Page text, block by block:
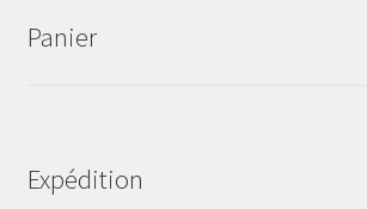
Panier
Expédition